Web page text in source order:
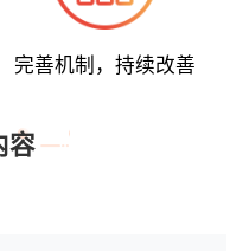
完善机制，持续改善
容